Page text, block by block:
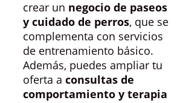
crear un negocio de paseos
y cuidado de perros, que se
complementa con servicios
de entrenamiento básico.
Además, puedes ampliar tu
oferta a consultas de
comportamiento y terapia